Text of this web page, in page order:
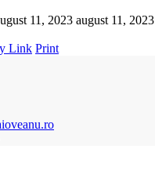
11, 2023 august 11, 2023
Link Print